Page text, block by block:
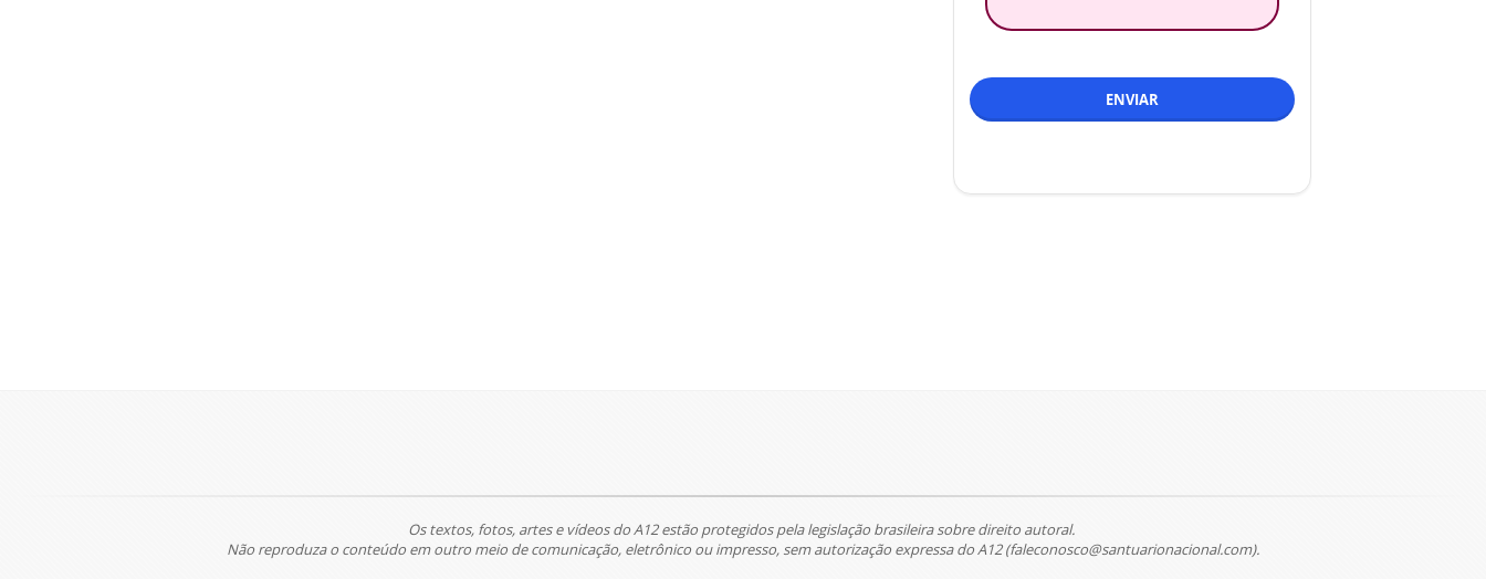
ENVIAR
Os textos, fotos, artes e vídeos do A12 estão protegidos pela legislação brasileira sobre direito autoral.
Não reproduza o conteúdo em outro meio de comunicação, eletrônico ou impresso, sem autorização expressa do A12 (faleconosco@santuarionacional.com).